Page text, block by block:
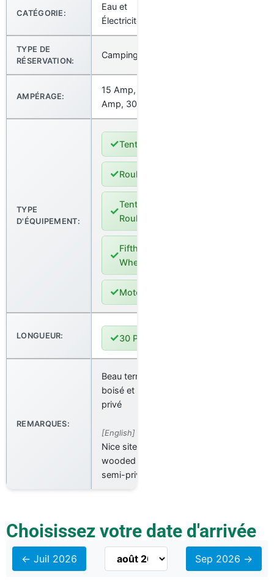
CATÉGORIE:
Eau et
Électricité
TYPE DE
RÉSERVATION:
Camping
AMPÉRAGE:
15 Amp, 20
Amp, 30 Amp
TYPE
D'ÉQUIPEMENT:
✓Tente
✓Roulotte
✓
Tente-
Roulotte
✓
Fifth
Wheel
✓Motorisé
LONGUEUR: ✓30 Pieds
REMARQUES:
Beau terrain
boisé et semi-
privé
[English]
Nice site
wooded and
semi-private
Choisissez votre date d'arrivée
← Juil 2026 Sep 2026 →